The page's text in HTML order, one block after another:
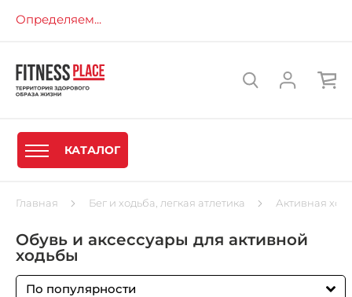
Определяем...
КАТАЛОГ
Главная Бег и ходьба, легкая атлетика Активная
Обувь и аксессуары для активной
ходьбы
По популярности